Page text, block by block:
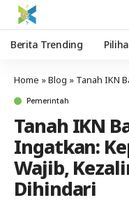
Berita Trending
Home »Blog » Tanah IKN Batal,
Pemerintah
Tanah IKN
Ingatkan:
Wajib,
Dihindari